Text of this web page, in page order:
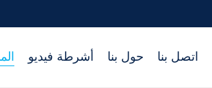
أشرطة فيديو حول بنا اتصل بنا